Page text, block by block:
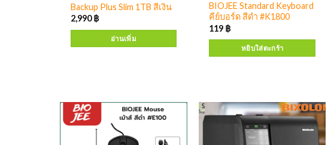
Backup Plus Slim 1TB สีเงิน
2,990฿
อ่านเพิ่ม
BIOJEE Standard Keyboard
คีย์บอร์ด สีดำ #K1800
119 ฿
หยิบใส่ตะกร้า